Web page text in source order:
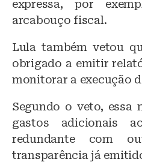
expressa, por
arcabouço fiscal.
Lula também vetou
obrigado a emitir
monitorar a execução
Segundo o veto, essa
gastos adicionais
redundante com
transparência já